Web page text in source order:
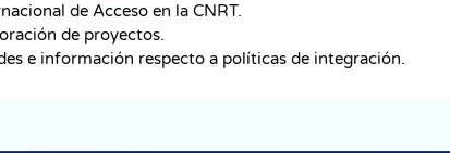
de Acceso en la CNRT.
de proyectos.
e información respecto a políticas de integración.